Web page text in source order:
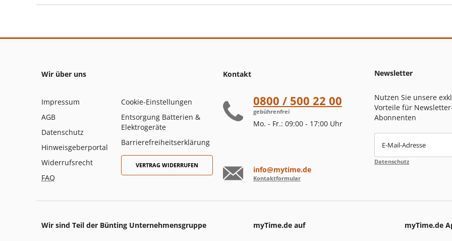
Wir über uns
Impressum
AGB
Datenschutz
Hinweisgeberportal
Widerrufsrecht
FAQ
Cookie-Einstellungen
Entsorgung Batterien &
Elektrogeräte
Barrierefreiheitserklärung
VERTRAG WIDERRUFEN
Kontakt
0800 / 500 22 00
gebührenfrei
Mo. - Fr.: 09:00 - 17:00 Uhr
info@mytime.de
Kontaktformular
Newsletter
Nutzen Sie unsere
Vorteile für
Abonnenten
E-Mail-Adresse
Datenschutz
Wir sind Teil der Bünting Unternehmensgruppe myTime.de auf myTime.de